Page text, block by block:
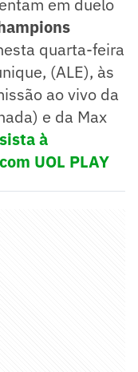
quarta-feira
(ALE), às
ao vivo da
e da Max
à
UOL PLAY